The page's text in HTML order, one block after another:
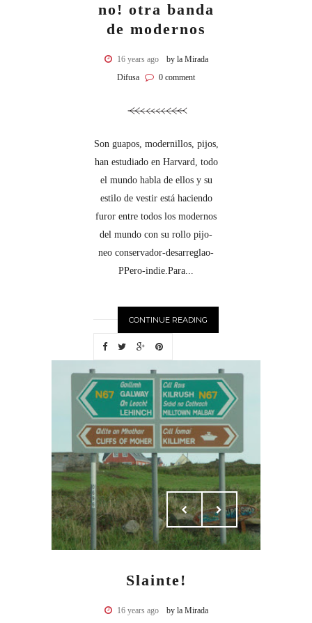
no! otra banda
de modernos
16 years ago
by la Mirada
Difusa
0 comment
Son guapos, modernillos, pijos,
han estudiado en Harvard, todo
el mundo habla de ellos y su
estilo de vestir está haciendo
furor entre todos los modernos
del mundo con su rollo pijo-
neo conservador-desarreglao-
PPero-indie.Para...
CONTINUE READING
Slainte!
16 years ago
by la Mirada